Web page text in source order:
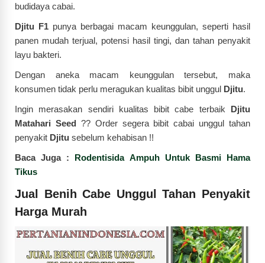
budidaya cabai.
Djitu F1 punya berbagai macam keunggulan, seperti hasil
panen mudah terjual, potensi hasil tingi, dan tahan penyakit
layu bakteri.
Dengan aneka macam keunggulan tersebut, maka
konsumen tidak perlu meragukan kualitas bibit unggul Djitu.
Ingin merasakan sendiri kualitas bibit cabe terbaik Djitu
Matahari Seed?? Order segera bibit cabai unggul tahan
penyakit Djitu sebelum kehabisan !!
Baca Juga : Rodentisida Ampuh Untuk Basmi Hama
Tikus
Jual Benih Cabe Unggul Tahan Penyakit
Harga Murah